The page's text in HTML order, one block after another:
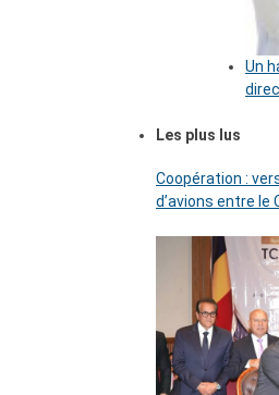
Un
Les plus lus
Coopération :
d’avions entre le